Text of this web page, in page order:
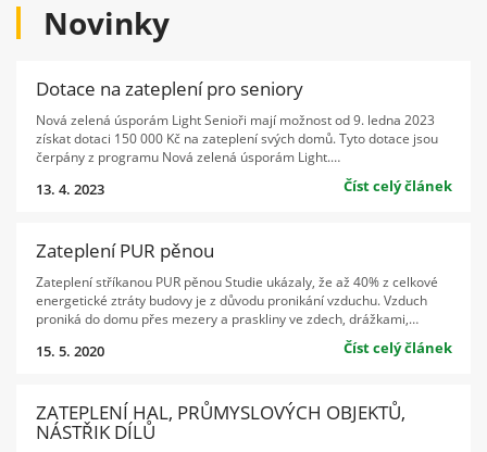
Novinky
Dotace na zateplení pro seniory
Nová zelená úsporám Light Senioři mají možnost od 9. ledna 2023
získat dotaci 150 000 Kč na zateplení svých domů. Tyto dotace jsou
čerpány z programu Nová zelená úsporám Light.…
13. 4. 2023 Číst celý článek
Zateplení PUR pěnou
Zateplení stříkanou PUR pěnou Studie ukázaly, že až 40% z celkové
energetické ztráty budovy je z důvodu pronikání vzduchu. Vzduch
proniká do domu přes mezery a praskliny ve zdech, drážkami,…
15. 5. 2020 Číst celý článek
ZATEPLENÍ HAL, PRŮMYSLOVÝCH OBJEKTŮ,
NÁSTŘIK DÍLŮ